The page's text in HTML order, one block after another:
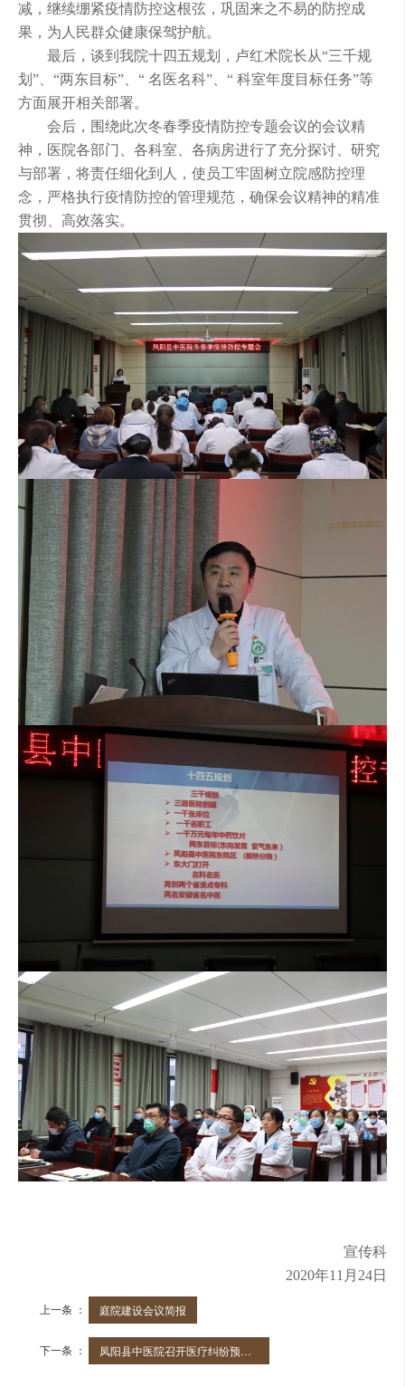
减，继续绷紧疫情防控这根弦，巩固来之不易的防控成
果，为人民群众健康保驾护航。
最后，谈到我院十四五规划，卢红术院长从“三千规
划”、“两东目标”、“ 名医名科”、“ 科室年度目标任务”等
方面展开相关部署。
会后，围绕此次冬春季疫情防控专题会议的会议精
神，医院各部门、各科室、各病房进行了充分探讨、研究
与部署，将责任细化到人，使员工牢固树立院感防控理
念，严格执行疫情防控的管理规范，确保会议精神的精准
贯彻、高效落实。
宣传科
2020年11月24日
上一条 ： 庭院建设会议简报
下一条 ： 凤阳县中医院召开医疗纠纷预防和处理工作会